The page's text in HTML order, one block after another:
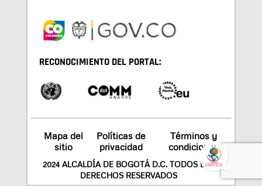
RECONOCIMIENTO DEL PORTAL:
Mapa del
sitio
Políticas de
privacidad
Términos y
condiciones
2024 ALCALDÍA DE BOGOTÁ D.C. TODOS LOS
DERECHOS RESERVADOS